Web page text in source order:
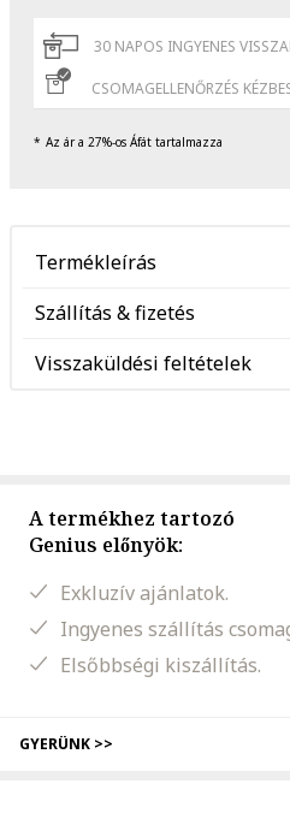
30 NAPOS INGYENES
CSOMAGELLENŐRZÉS
Az ár a 27%-os Áfát tartalmazza
Termékleírás
Szállítás & fizetés
Visszaküldési feltételek
A termékhez tartozó
Genius előnyök:
Exkluzív ajánlatok.
Ingyenes szállítás
Elsőbbségi kiszállítás.
GYERÜNK >>